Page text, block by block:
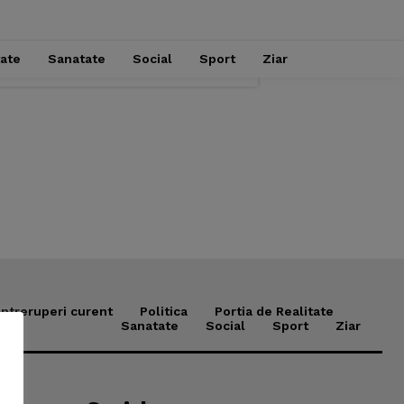
Sanatate Social Sport Ziar
curent Politica
Portia de Realitate
Sanatate
Social Sport Ziar